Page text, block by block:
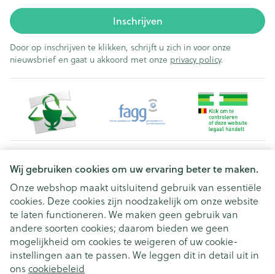
Wij gebruiken cookies om uw ervaring beter te maken.
Onze webshop maakt uitsluitend gebruik van essentiële
cookies. Deze cookies zijn noodzakelijk om onze website
te laten functioneren. We maken geen gebruik van
andere soorten cookies; daarom bieden we geen
mogelijkheid om cookies te weigeren of uw cookie-
instellingen aan te passen. We leggen dit in detail uit in
ons cookiebeleid
Inschrijven
Door op inschrijven te klikken, schrijft u zich in voor onze
nieuwsbrief en gaat u akkoord met onze privacy policy.
Juridische links